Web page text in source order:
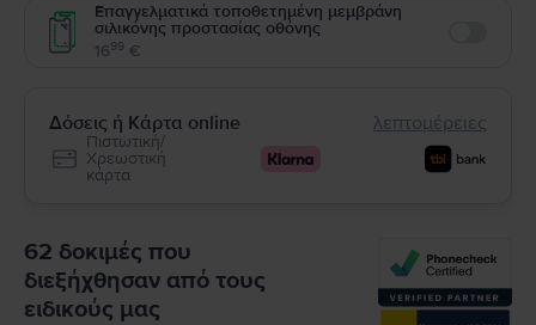
Επαγγελματικά τοποθετημένη μεμβράνη
σιλικόνης προστασίας οθόνης
1699 €
Δόσεις ή Κάρτα online λεπτομέρειες
Πιστωτική/
Χρεωστική
κάρτα
62 δοκιμές που
διεξήχθησαν από τους
ειδικούς μας